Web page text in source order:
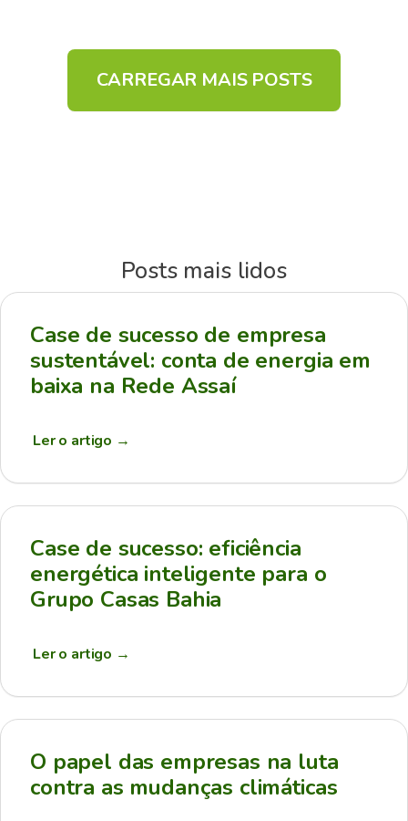
CARREGAR MAIS POSTS
Posts mais lidos
Case de sucesso de empresa
sustentável: conta de energia em
baixa na Rede Assaí
Ler o artigo →
Case de sucesso: eficiência
energética inteligente para o
Grupo Casas Bahia
Ler o artigo →
O papel das empresas na luta
contra as mudanças climáticas